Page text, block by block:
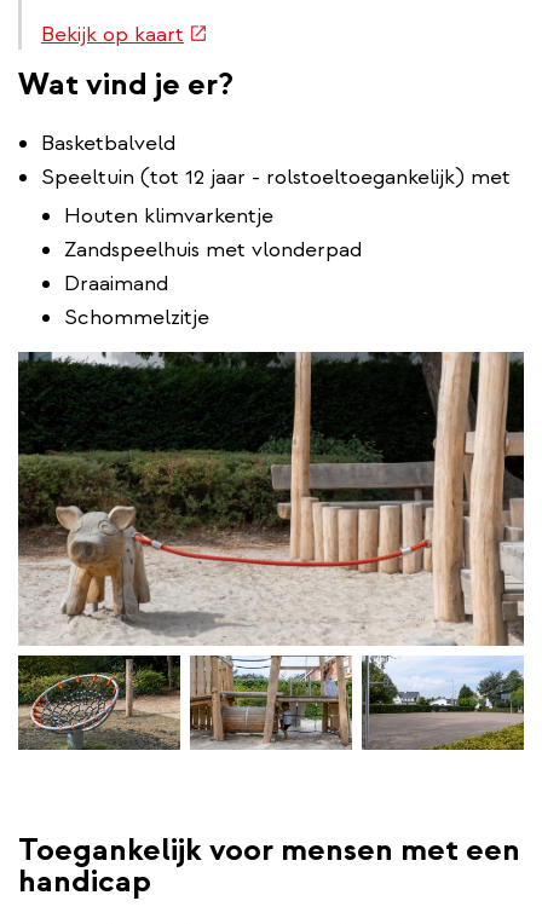
Routebeschrijving
Bekijk op kaart (externe
Wat vind je er?
Basketbalveld
Speeltuin (tot 12 jaar - rolstoeltoegankelijk) met
Houten klimvarkentje
Zandspeelhuis met vlonderpad
Draaimand
Schommelzitje
Toegankelijk voor mensen met een
handicap